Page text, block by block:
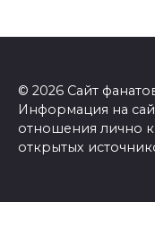
© 2026 Сайт
Информация на
отношения лично
открытых